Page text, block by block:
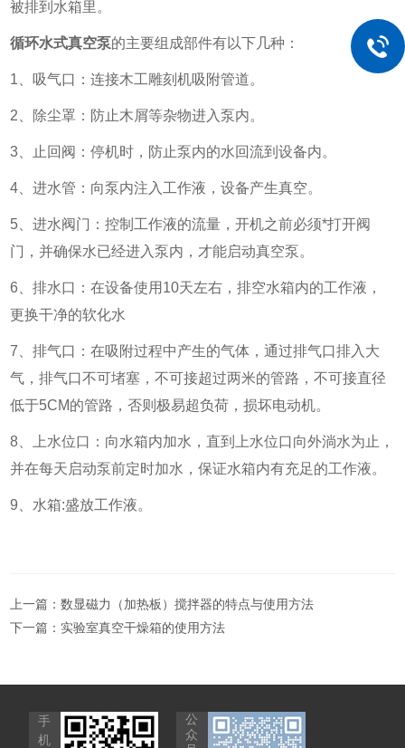
被排到水箱里。
循环水式真空泵的主要组成部件有以下几种：
1、吸气口：连接木工雕刻机吸附管道。
2、除尘罩：防止木屑等杂物进入泵内。
3、止回阀：停机时，防止泵内的水回流到设备内。
4、进水管：向泵内注入工作液，设备产生真空。
5、进水阀门：控制工作液的流量，开机之前必须*打开阀
门，并确保水已经进入泵内，才能启动真空泵。
6、排水口：在设备使用10天左右，排空水箱内的工作液，
更换干净的软化水
7、排气口：在吸附过程中产生的气体，通过排气口排入大
气，排气口不可堵塞，不可接超过两米的管路，不可接直径
低于5CM的管路，否则极易超负荷，损坏电动机。
8、上水位口：向水箱内加水，直到上水位口向外淌水为止，
并在每天启动泵前定时加水，保证水箱内有充足的工作液。
9、水箱:盛放工作液。
上一篇：数显磁力（加热板）搅拌器的特点与使用方法
下一篇： 实验室真空干燥箱的使用方法
手
机
公
众